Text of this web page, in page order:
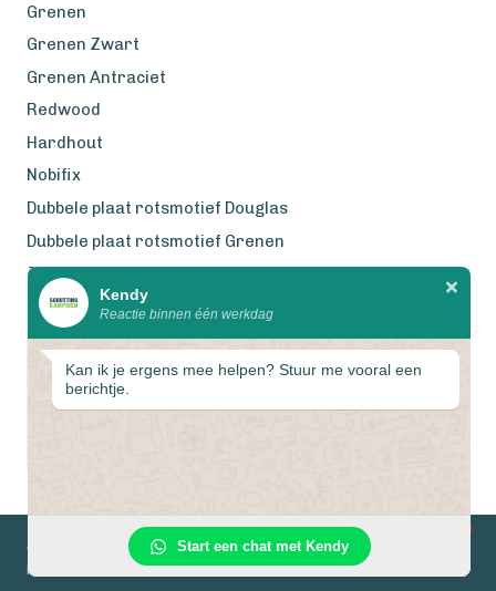
Grenen
Grenen Zwart
Grenen Antraciet
Redwood
Hardhout
Nobifix
Dubbele plaat rotsmotief Douglas
Dubbele plaat rotsmotief Grenen
Zweeds Rabat Douglas
Wij werken met eerlijke
gecertificeerde houtsoorten
© 2026 Schuttingkampioen
Privacyverklaring Algemene voorwaarden
Kendy
Reactie binnen één werkdag
Kan ik je ergens mee helpen? Stuur me vooral een
berichtje.
Start een chat met Kendy